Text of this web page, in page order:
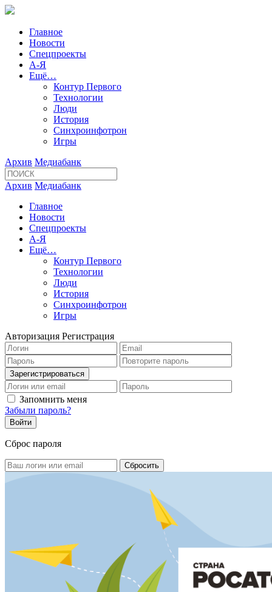
Главное
Новости
Спецпроекты
А-Я
Ещё…
Контур Первого
Технологии
Люди
История
Синхроинфотрон
Игры
Архив Медиабанк
Архив Медиабанк
Главное
Новости
Спецпроекты
А-Я
Ещё…
Контур Первого
Технологии
Люди
История
Синхроинфотрон
Игры
Авторизация Регистрация
Запомнить меня
Забыли пароль?
Сброс пароля